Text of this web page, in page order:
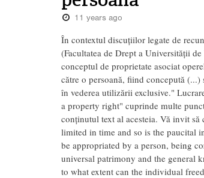
11 years ago
În contextul discuțiilor legate de
(Facultatea de Drept a Universității
conceptul de proprietate asociat
către o persoană, fiind concepută
în vederea utilizării exclusive."
a property right" cuprinde multe
conținutul text al acesteia. Vă invit
limited in time and so is the paucital
be appropriated by a person, being
universal patrimony and the general
to what extent can the individual